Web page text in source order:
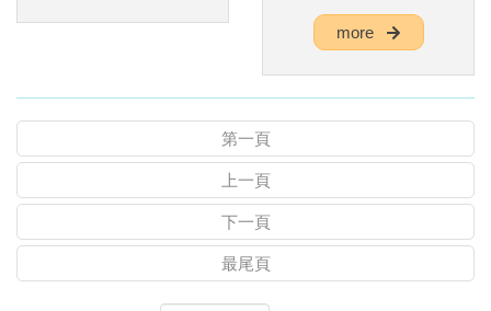
more
第一頁
上一頁
下一頁
最尾頁